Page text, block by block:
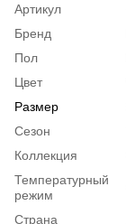
Артикул
Бренд
Пол
Цвет
Размер
Сезон
Коллекция
Температурный
режим
Страна